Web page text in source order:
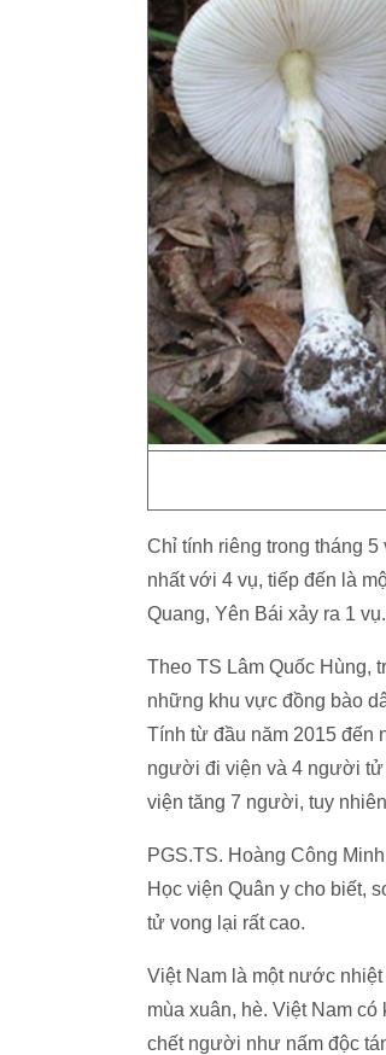
Chỉ tính riêng trong tháng
nhất với 4 vụ, tiếp đến là
Quang, Yên Bái xảy ra 1 vụ.
Theo TS Lâm Quốc Hùng,
những khu vực đồng bào
Tính từ đầu năm 2015 đến
người đi viện và 4 người tử
viện tăng 7 người, tuy
PGS.TS. Hoàng Công
Học viện Quân y cho biết,
tử vong lại rất cao.
Việt Nam là một nước
mùa xuân, hè. Việt Nam
chết người như nấm độc